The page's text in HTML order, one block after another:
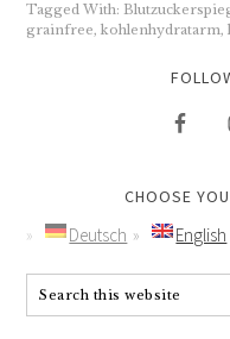
Tagged With:
grainfree,kohlenhydratarm,
CHOOSE
Deutsch English